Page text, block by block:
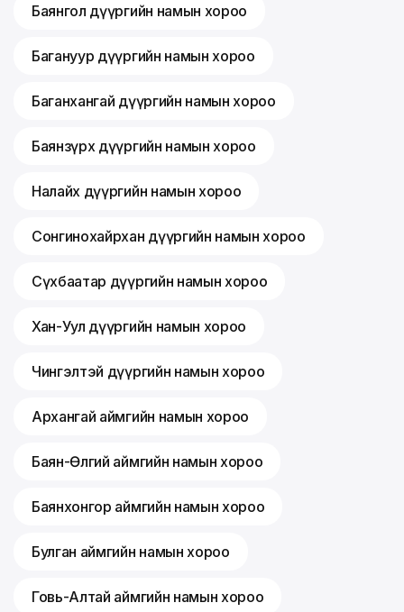
Баянгол дүүргийн намын хороо
Багануур дүүргийн намын хороо
Баганхангай дүүргийн намын хороо
Баянзүрх дүүргийн намын хороо
Налайх дүүргийн намын хороо
Сонгинохайрхан дүүргийн намын хороо
Сүхбаатар дүүргийн намын хороо
Хан-Уул дүүргийн намын хороо
Чингэлтэй дүүргийн намын хороо
Архангай аймгийн намын хороо
Баян-Өлгий аймгийн намын хороо
Баянхонгор аймгийн намын хороо
Булган аймгийн намын хороо
Говь-Алтай аймгийн намын хороо